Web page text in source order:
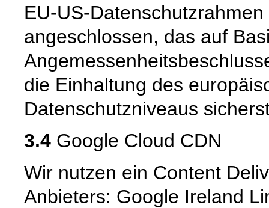
EU-US-
angeschlossen, das auf
die Einhaltung des
Datenschutzniveaus
3.4 Google Cloud CDN
Wir nutzen ein Content
Anbieters: Google Ireland